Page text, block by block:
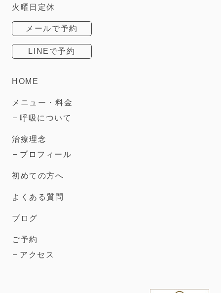
火曜日定休
メールで予約
LINEで予約
HOME
メニュー・料金
呼吸について
治療理念
プロフィール
初めての方へ
よくある質問
ブログ
ご予約
アクセス